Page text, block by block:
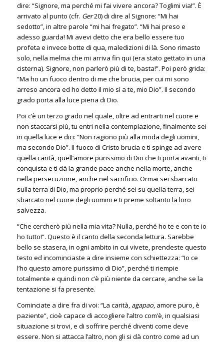
dire: “Signore, ma perché mi fai vivere ancora? Toglimi via!”. È
arrivato al punto (cfr. Ger20) di dire al Signore: “Mi hai
sedotto”, in altre parole “mi hai fregato”. “Mi hai preso e
adesso guarda! Mi avevi detto che era bello essere tuo
profeta e invece botte di qua, maledizioni di là. Sono rimasto
solo, nella melma che mi arriva fin qui (era stato gettato in una
cisterna). Signore, non parlerò più di te, basta!”. Poi però grida:
“Ma ho un fuoco dentro di me che brucia, per cui mi sono
arreso ancora ed ho detto il mio sì a te, mio Dio”. Il secondo
grado porta alla luce piena di Dio.
Poi c’è un terzo grado nel quale, oltre ad entrarti nel cuore e
non staccarsi più, tu entri nella contemplazione, finalmente sei
in quella luce e dici: “Non ragiono più alla moda degli uomini,
ma secondo Dio”. Il fuoco di Cristo brucia e ti spinge ad avere
quella carità, quell’amore purissimo di Dio che ti porta avanti, ti
conquista e ti dà la grande pace anche nella morte, anche
nella persecuzione, anche nel sacrificio. Ormai sei sbarcato
sulla terra di Dio, ma proprio perché sei su quella terra, sei
sbarcato nel cuore degli uomini e ti preme soltanto la loro
salvezza.
“Che cercherò più nella mia vita? Nulla, perché ho te e con te io
ho tutto!”. Questo è il canto della seconda lettura. Sarebbe
bello se stasera, in ogni ambito in cui vivete, prendeste questo
testo ed incominciaste a dire insieme con schiettezza: “Io ce
l’ho questo amore purissimo di Dio”, perché ti riempie
totalmente e quindi non c’è più niente da cercare, anche se la
tentazione si fa presente.
Cominciate a dire fra di voi: “La carità, agapao, amore puro, è
paziente”, cioè capace di accogliere l’altro com’è, in qualsiasi
situazione si trovi, e di soffrire perché diventi come deve
essere. Non si attacca l’altro, non gli si dà contro come ad un